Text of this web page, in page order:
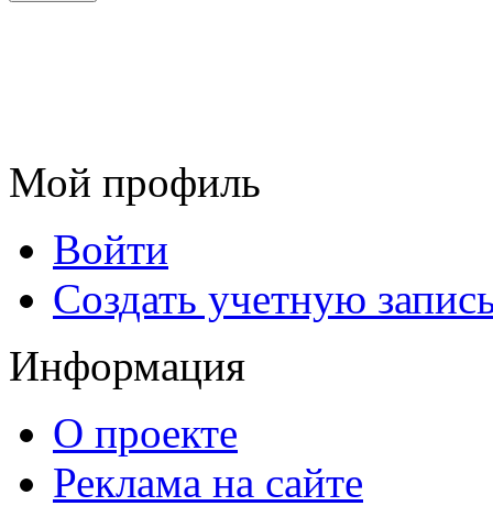
Мой профиль
Войти
Создать учетную
Информация
О проекте
Реклама на сайте